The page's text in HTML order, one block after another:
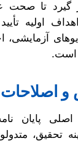
گیرد تا صحت
اولیه
آزمایشی،
است.
و اصلاحات
پایان
تحقیق،